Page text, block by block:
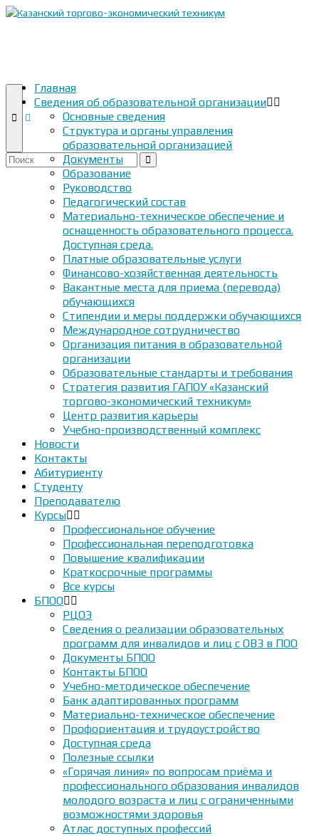
Искать:
Главная
Сведения об образовательной организации
Основные сведения
Структура и органы управления
образовательной организацией
Документы
Образование
Руководство
Педагогический состав
Материально-техническое обеспечение и
оснащенность образовательного процесса.
Доступная среда.
Платные образовательные услуги
Финансово-хозяйственная деятельность
Вакантные места для приема (перевода)
обучающихся
Стипендии и меры поддержки обучающихся
Международное сотрудничество
Организация питания в образовательной
организации
Образовательные стандарты и требования
Стратегия развития ГАПОУ «Казанский
торгово-экономический техникум»
Центр развития карьеры
Учебно-производственный комплекс
Новости
Контакты
Абитуриенту
Студенту
Преподавателю
Курсы
Профессиональное обучение
Профессиональная переподготовка
Повышение квалификации
Краткосрочные программы
Все курсы
БПОО
РЦОЭ
Сведения о реализации образовательных
программ для инвалидов и лиц с ОВЗ в ПОО
Документы БПОО
Контакты БПОО
Учебно-методическое обеспечение
Банк адаптированных программ
Материально-техническое обеспечение
Профориентация и трудоустройство
Доступная среда
Полезные ссылки
«Горячая линия» по вопросам приёма и
профессионального образования инвалидов
молодого возраста и лиц с ограниченными
возможностями здоровья
Атлас доступных профессий